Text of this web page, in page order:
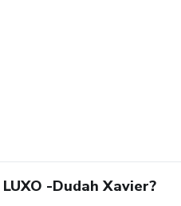
LUXO -Dudah Xavier?